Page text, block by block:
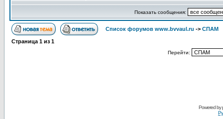
Показать сообщения:
Список форумов www.bvvaul.ru -> СПАМ
Страница 1 из 1
Перейти:
Powered by